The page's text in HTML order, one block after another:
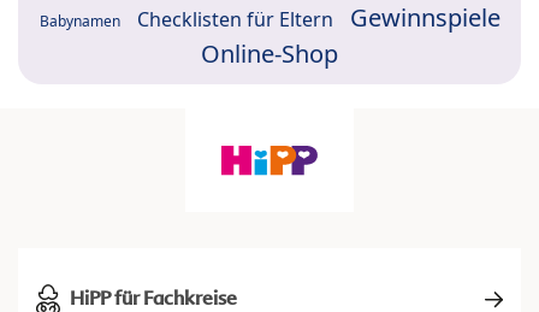
Babynamen Checklisten für Eltern
Gewinnspiele
Online-Shop
HiPP für Fachkreise